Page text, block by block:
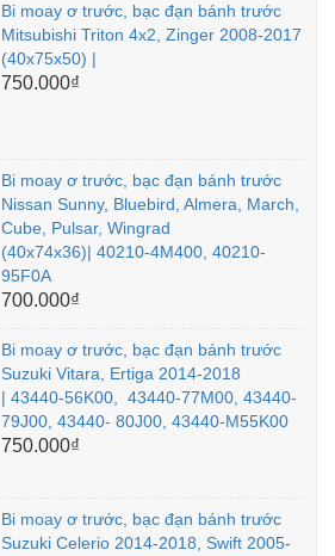
Bi moay ơ trước, bạc đạn bánh trước
Mitsubishi Triton 4x2, Zinger 2008-2017
(40x75x50) |
750.000₫
Bi moay ơ trước, bạc đạn bánh trước
Nissan Sunny, Bluebird, Almera, March,
Cube, Pulsar, Wingrad
(40x74x36)| 40210-4M400, 40210-
95F0A
700.000₫
Bi moay ơ trước, bạc đạn bánh trước
Suzuki Vitara, Ertiga 2014-2018
| 43440-56K00, 43440-77M00, 43440-
79J00, 43440- 80J00, 43440-M55K00
750.000₫
Bi moay ơ trước, bạc đạn bánh trước
Suzuki Celerio 2014-2018, Swift 2005-